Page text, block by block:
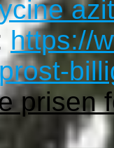
https://
prisen